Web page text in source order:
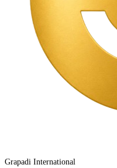
Grapadi International